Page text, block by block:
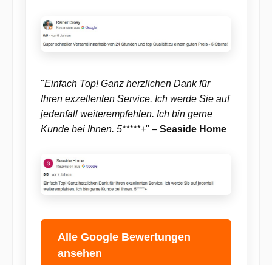
"Einfach Top! Ganz herzlichen Dank für
Ihren exzellenten Service. Ich werde Sie auf
jedenfall weiterempfehlen. Ich bin gerne
Kunde bei Ihnen. 5*****+" – Seaside Home
Alle Google Bewertungen
ansehen